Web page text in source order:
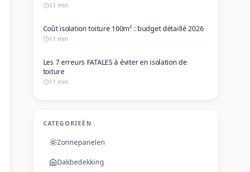
11 min
Coût isolation toiture 100m² : budget détaillé 2026
11 min
Les 7 erreurs FATALES à éviter en isolation de
toiture
11 min
CATEGORIEËN
Zonnepanelen
Dakbedekking